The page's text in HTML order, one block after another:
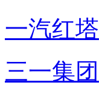
一汽红塔
三一集团